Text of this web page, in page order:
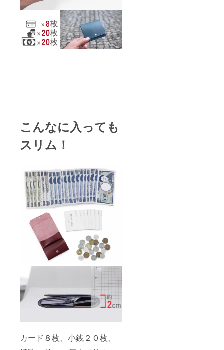
こんなに入っても
スリム！
カード８枚、小銭２０枚、